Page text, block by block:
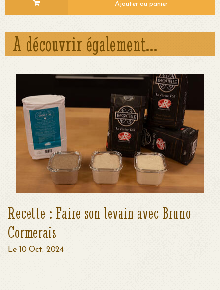
Voir le détail
Ajouter au panier
A découvrir également...
Recette : Faire son levain avec Bruno
Cormerais
Le 10 Oct. 2024